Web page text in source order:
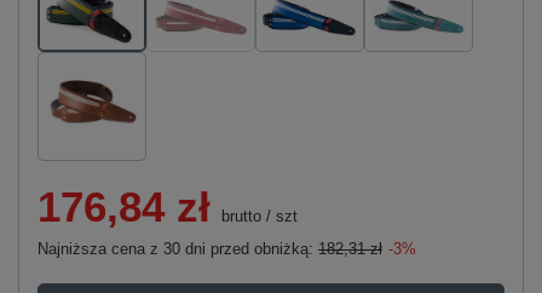
176,84 zł brutto / szt
Najniższa cena z 30 dni przed obniżką: 182,31 zł -3%